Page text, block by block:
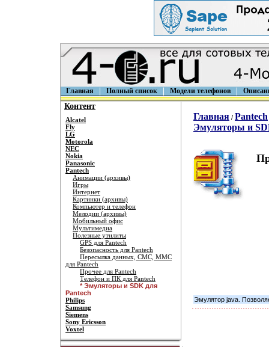
Главная Полный список Модели телефонов
Контент
Alcatel
Fly
LG
Motorola
NEC
Nokia
Panasonic
Pantech
Анимации (архивы)
Игры
Интернет
Картинки (архивы)
Компьютер и телефон
Мелодии (архивы)
Мобильный офис
Мультимедиа
Полезные утилиты
GPS для Pantech
Безопасность для Pantech
Пересылка данных, СМС, ММС
для Pantech
Прочее для Pantech
Телефон и ПК для Pantech
* Эмуляторы и SDK для
Pantech
Philips
Samsung
Siemens
Sony Ericsson
Voxtel
Главная / Pantech
Эмуляторы и
Эмулятор java.